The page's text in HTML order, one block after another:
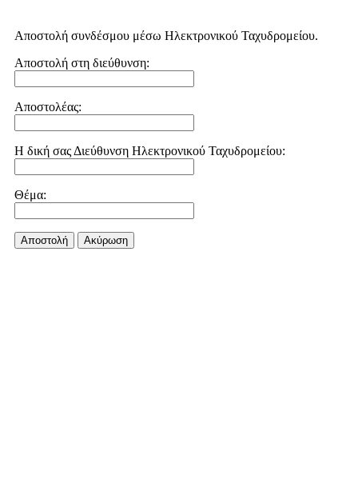
Αποστολή συνδέσμου μέσω Ηλεκτρονικού Ταχυδρομείου.
Αποστολή στη διεύθυνση:
Αποστολέας:
Η δική σας Διεύθυνση Ηλεκτρονικού Ταχυδρομείου:
Θέμα:
Αποστολή Aκύρωση